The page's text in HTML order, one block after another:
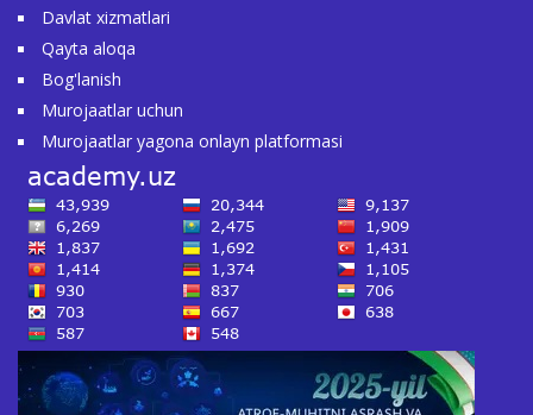
Davlat xizmatlari
Qayta aloqa
Bog'lanish
Murojaatlar uchun
Murojaatlar yagona onlayn platformasi